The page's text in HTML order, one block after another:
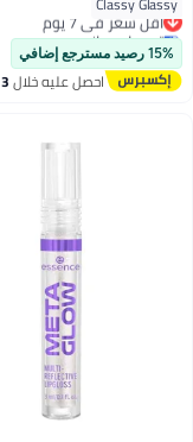
لمسة شفاه غير لزجة
أقل سعر في 7 يوم
توصيل مجاني
أقل سعر في 7 يوم
15% رصيد مسترجع إضافي
احصل عليه خلال